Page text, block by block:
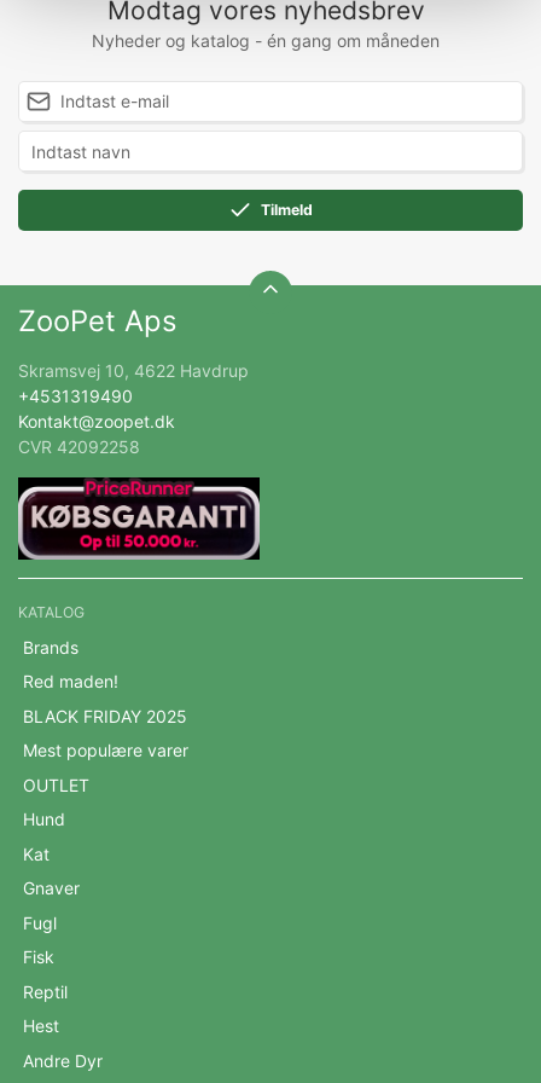
Modtag vores nyhedsbrev
Nyheder og katalog - én gang om måneden
Tilmeld
ZooPet Aps
Skramsvej 10, 4622 Havdrup
+4531319490
Kontakt@zoopet.dk
CVR 42092258
KATALOG
Brands
Red maden!
BLACK FRIDAY 2025
Mest populære varer
OUTLET
Hund
Kat
Gnaver
Fugl
Fisk
Reptil
Hest
Andre Dyr